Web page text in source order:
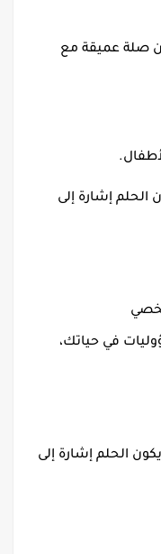
صلة عميقة مع
.
الحلم إشارة إلى
في حياتك،
الحلم إشارة إلى